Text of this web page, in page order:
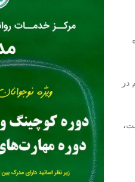
در